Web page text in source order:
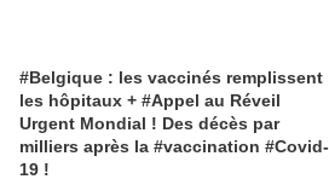
#Belgique : les vaccinés remplissent
les hôpitaux + #Appel au Réveil
Urgent Mondial ! Des décès par
milliers après la #vaccination #Covid-
19 !